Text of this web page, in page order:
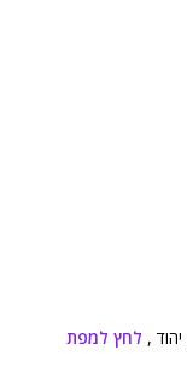
לחץ למפת